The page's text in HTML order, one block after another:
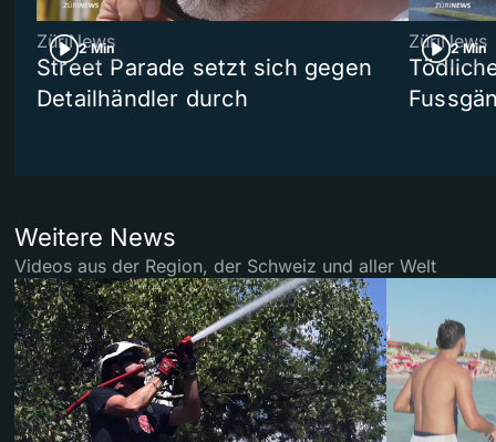
2 Min
ZüriNews
Street Parade setzt sich gegen
Detailhändler durch
2 Min
ZüriNews
Weitere News
Videos aus der Region, der Schweiz und aller Welt